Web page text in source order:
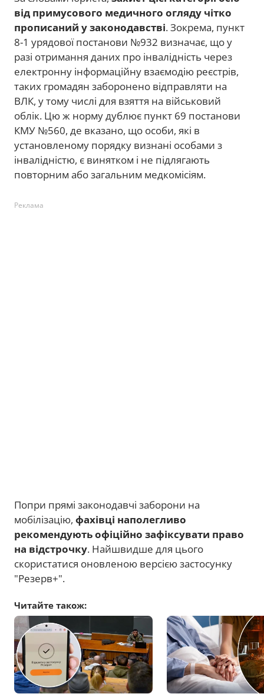
від примусового медичного огляду чітко
прописаний у законодавстві. Зокрема, пункт
8-1 урядової постанови №932 визначає, що у
разі отримання даних про інвалідність через
електронну інформаційну взаємодію реєстрів,
таких громадян заборонено відправляти на
ВЛК, у тому числі для взяття на військовий
облік. Цю ж норму дублює пункт 69 постанови
КМУ №560, де вказано, що особи, які в
установленому порядку визнані особами з
інвалідністю, є винятком і не підлягають
повторним або загальним медкомісіям.
Реклама
Попри прямі законодавчі заборони на
мобілізацію, фахівці наполегливо
рекомендують офіційно зафіксувати право
на відстрочку. Найшвидше для цього
скористатися оновленою версією застосунку
"Резерв+".
Читайте також: